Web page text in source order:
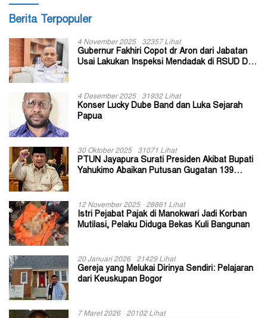
Berita Terpopuler
4 November 2025 32357 Lihat
Gubernur Fakhiri Copot dr Aron dari Jabatan
Usai Lakukan Inspeksi Mendadak di RSUD Dok
4 Desember 2025 31932 Lihat
Konser Lucky Dube Band dan Luka Sejarah
Papua
30 Oktober 2025 31071 Lihat
PTUN Jayapura Surati Presiden Akibat Bupati
Yahukimo Abaikan Putusan Gugatan 139
12 November 2025 28861 Lihat
Istri Pejabat Pajak di Manokwari Jadi Korban
Mutilasi, Pelaku Diduga Bekas Kuli Bangunan
20 Januari 2026 21429 Lihat
Gereja yang Melukai Dirinya Sendiri: Pelajaran
dari Keuskupan Bogor
7 Maret 2026 20102 Lihat